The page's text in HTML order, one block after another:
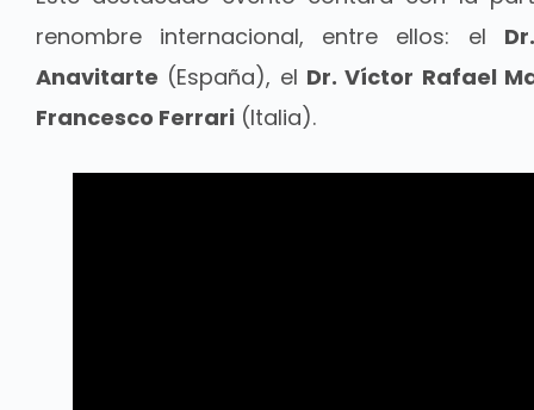
renombre internacional, entre ellos: el
Anavitarte (España), el Dr. Víctor Rafael
Francesco Ferrari (Italia).